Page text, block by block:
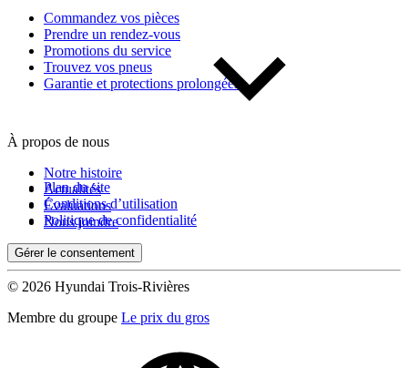
Commandez vos pièces
Prendre un rendez-vous
Promotions du service
Trouvez vos pneus
Garantie et protections prolongées
À propos de nous
Notre histoire
Actualités
Évaluations
Nous joindre
Plan du site
Conditions d’utilisation
Politique de confidentialité
Gérer le consentement
© 2026 Hyundai Trois-Rivières
Membre du groupe Le prix du gros